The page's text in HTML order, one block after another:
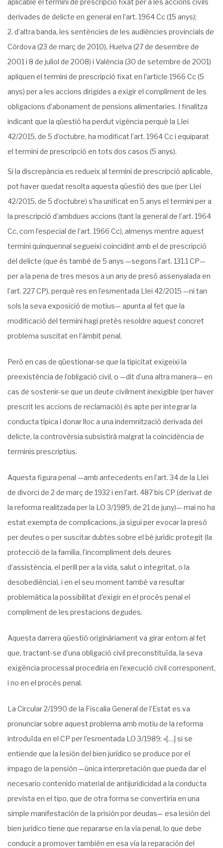
aplicable el termini de prescripció fixat per a les accions civils
derivades de delicte en general en l’art. 1964 Cc (15 anys);
d’altra banda, les sentències de les audiències provincials de
Còrdova (23 de març de 2010), Huelva (27 de desembre de
2001 i 8 de juliol de 2008) i València (30 de setembre de 2001)
apliquen el termini de prescripció fixat en l’article 1966 Cc (5
anys) per a les accions dirigides a exigir el compliment de les
obligacions d’abonament de pensions alimentaries. I finalitza
indicant que la qüestió ha perdut vigència perquè la Llei
42/2015, de 5 d’octubre, ha modificat l’art. 1964 Cc i equiparat
el termini de prescripció en tots dos casos (5 anys).
Si la discrepància es redueix al termini de prescripció aplicable,
pot haver quedat resolta aquesta qüestió des que (per Llei
42/2015, de 5 d’octubre) s’ha unificat en 5 anys el termini per a
la prescripció d’ambdues accions (tant la general de l’art. 1964
Cc, com l’especial de l’art. 1966 Cc), almenys mentre aquest
termini quinquennal segueixi coincidint amb el de prescripció
del delicte (que és també de 5 anys —segons l’art. 131.1 CP—
per a la pena de tres mesos a un any de presó assenyalada en
l’art. 227 CP), perquè res en l’esmentada Llei 42/2015 —ni tan
sols la seva exposició de motius— apunta al fet que la
modificació del termini hagi pretès resoldre aquest concret
problema suscitat en l’àmbit penal.
Però en cas de qüestionar-se que la tipicitat exigeixi la
preexistència de l’obligació civil, o —dit d’una altra manera— en
cas de sostenir-se que un deute civilment inexigible (per haver
prescrit les accions de reclamació) és apte per integrar la
conducta típica i donar lloc a una indemnització derivada del
delicte, la controvèrsia subsistirà malgrat la coincidència de
terminis prescriptius.
Aquesta figura penal —amb antecedents en l’art. 34 de la Llei
de divorci de 2 de març de 1932 i en l’art. 487 bis CP (derivat de
la reforma realitzada per la LO 3/1989, de 21 de juny)— mai no ha
estat exempta de complicacions, ja sigui per evocar la presó
per deutes o per suscitar dubtes sobre el bé jurídic protegit (la
protecció de la família, l’incompliment dels deures
d’assistència, el perill per a la vida, salut o integritat, o la
desobediència), i en el seu moment també va resultar
problemàtica la possibilitat d’exigir en el procés penal el
compliment de les prestacions degudes.
Aquesta darrera qüestió originàriament va girar entorn al fet
que, tractant-se d’una obligació civil preconstituïda, la seva
exigència processal procediria en l’execució civil corresponent,
i no en el procés penal.
La Circular 2/1990 de la Fiscalia General de l’Estat es va
pronunciar sobre aquest problema amb motiu de la reforma
introduïda en el CP per l’esmentada LO 3/1989: «[…] si se
entiende que la lesión del bien jurídico se produce por el
impago de la pensión —única interpretación que pueda dar el
necesario contenido material de antijuridicidad a la conducta
prevista en el tipo, que de otra forma se convertiría en una
simple manifestación de la prisión por deudas— esa lesión del
bien jurídico tiene que repararse en la vía penal, lo que debe
conducir a promover también en esa vía la reparación del